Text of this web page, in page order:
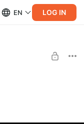
EN LOG IN